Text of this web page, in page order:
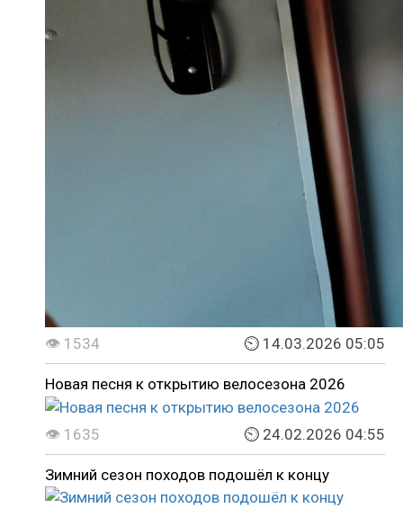
👁 1534 ⏲ 14.03.2026 05:05
Новая песня к открытию велосезона 2026
👁 1635 ⏲ 24.02.2026 04:55
Зимний сезон походов подошёл к концу